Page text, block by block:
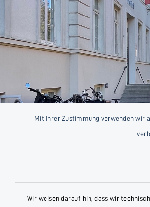
Mit Ihrer Zustimmung verwenden wir
Wir weisen darauf hin, dass wir